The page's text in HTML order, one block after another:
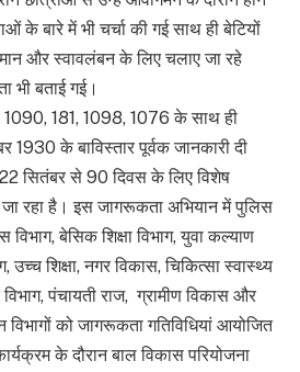
के बारे में भी चर्चा की गई साथ ही बेटियों
और स्वावलंबन के लिए चलाए जा रहे
भी बताई गई।
1090, 181, 1098, 1076 के साथ ही
1930 के बाविस्तार पूर्वक जानकारी दी
सितंबर से 90 दिवस के लिए विशेष
रहा है। इस जागरूकता अभियान में पुलिस
विभाग, बेसिक शिक्षा विभाग, युवा कल्याण
उच्च शिक्षा, नगर विकास, चिकित्सा स्वास्थ्य
पंचायती राज, ग्रामीण विकास और
विभागों को जागरूकता गतिविधियां आयोजित
के दौरान बाल विकास परियोजना